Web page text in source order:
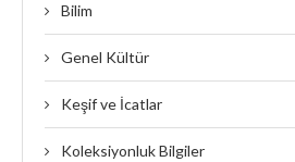
Bilim
Genel Kültür
Keşif ve İcatlar
Koleksiyonluk Bilgiler